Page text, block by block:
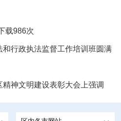
载986次
和行政执法监督工作培训班圆满
精神文明建设表彰大会上强调